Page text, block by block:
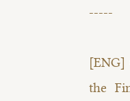
-----
[ENG]
the